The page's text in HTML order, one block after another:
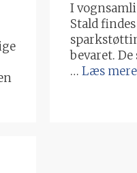
I
Stald
bevaret.
… Læs mere